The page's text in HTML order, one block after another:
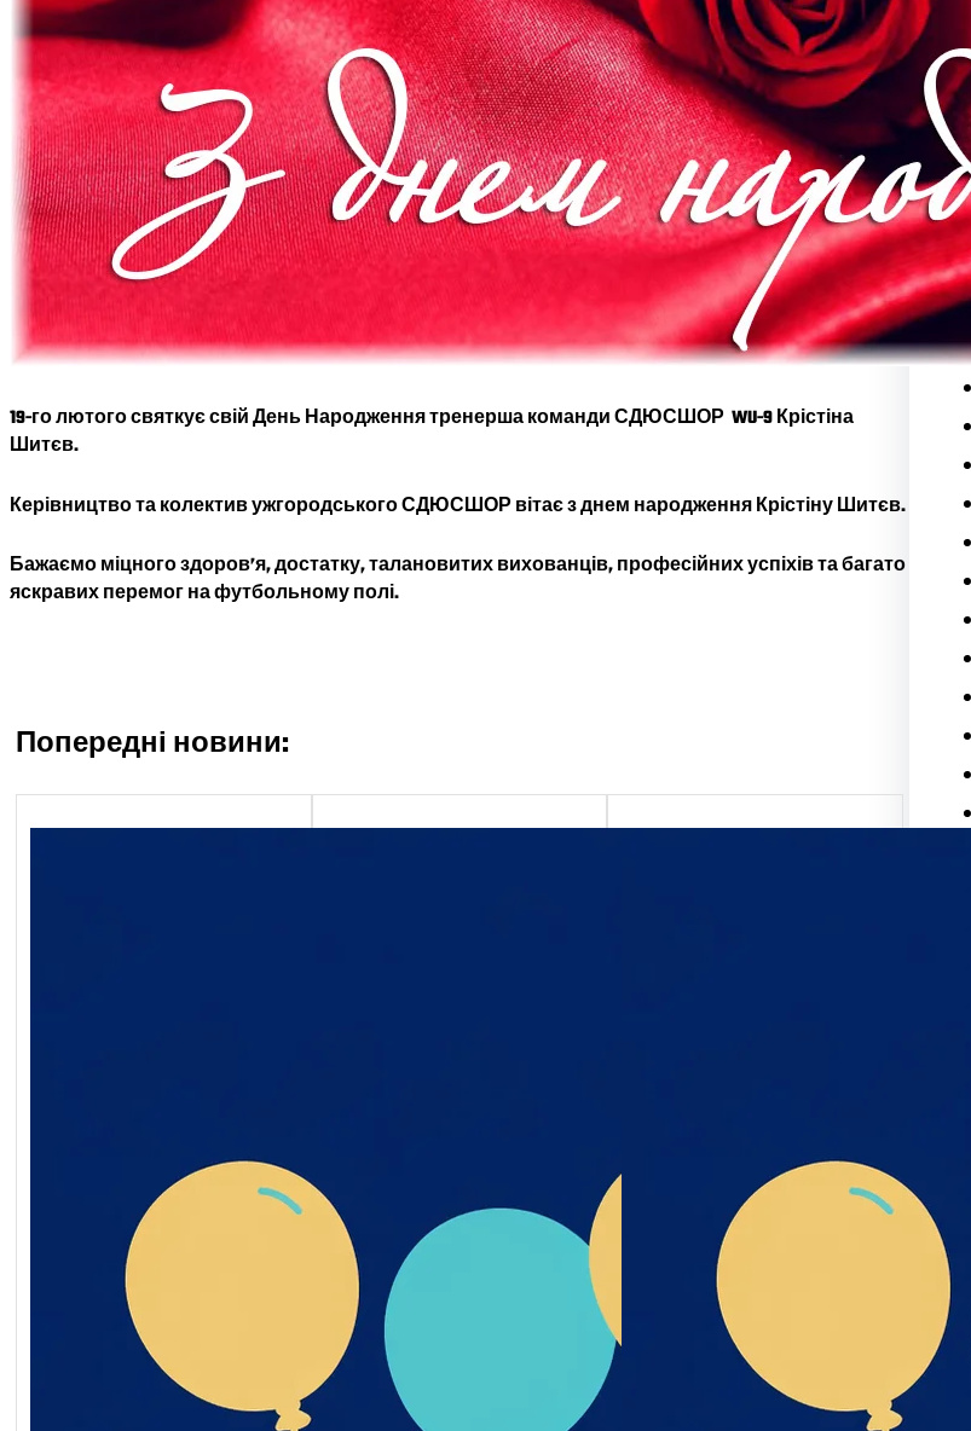
19-го лютого святкує свій День Народження тренерша команди СДЮСШОР WU-9 Крістіна
Шитєв.
Керівництво та колектив ужгородського СДЮСШОР вітає з днем народження Крістіну Шитєв.
Бажаємо міцного здоров’я, достатку, талановитих вихованців, професійних успіхів та багато
яскравих перемог на футбольному полі.
Попередні новини: